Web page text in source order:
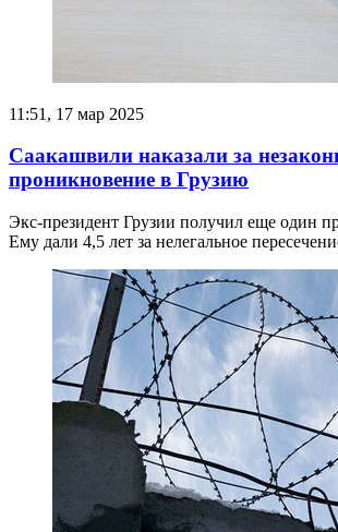
11:51, 17 мар 2025
Саакашвили наказали за
проникновение в Грузию
Экс-президент Грузии получил еще один
Ему дали 4,5 лет за нелегальное